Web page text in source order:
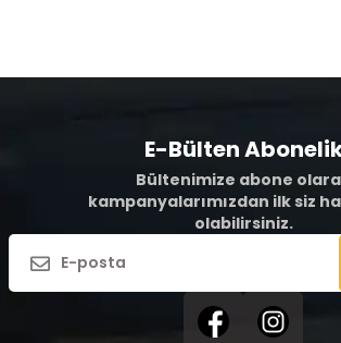
E-Bülten
Bültenimize abone
kampanyalarımızdan ilk siz
olabilirsiniz.